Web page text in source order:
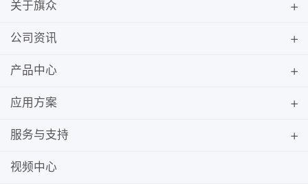
关于旗众
公司资讯
产品中心
应用方案
服务与支持
视频中心